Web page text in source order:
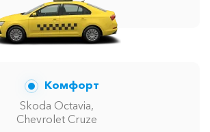
Комфорт
Skoda Octavia,
Chevrolet Cruze